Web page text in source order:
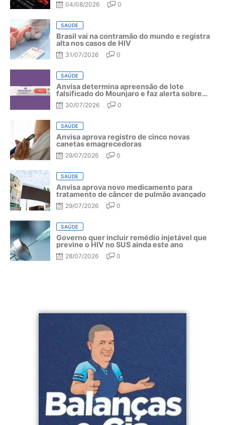
04/08/2026 0
SAÚDE
Brasil vai na contramão do mundo e registra
alta nos casos de HIV
31/07/2026 0
SAÚDE
Anvisa determina apreensão de lote
falsificado do Mounjaro e faz alerta sobre
riscos do medicamento
30/07/2026 0
SAÚDE
Anvisa aprova registro de cinco novas
canetas emagrecedoras
29/07/2026 0
SAÚDE
Anvisa aprova novo medicamento para
tratamento de câncer de pulmão avançado
29/07/2026 0
SAÚDE
Governo quer incluir remédio injetável que
previne o HIV no SUS ainda este ano
28/07/2026 0